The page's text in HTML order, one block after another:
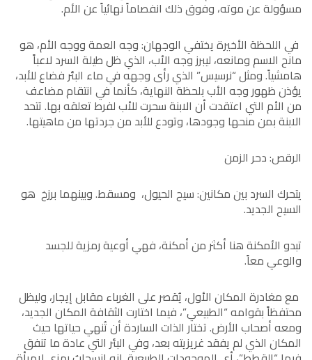
مسؤولة عن موته، وفوق ذلك انفصاماً نهائياً عن الأم.
في اللحظة الأخيرة يختفي الوجهان: وجه العمة ووجه الأم، هو
مانح الاسم ومانعه، ليبرز وجه الأب، الذي ظل طيلة السرد لاعباً
هامشياً. ومثل “نرسيس” الذي رأى وجهه في ماء البئر فضاع للأبد،
يؤذن ظهور وجه الأب بلحظة النهاية، كأنما في انتقام مضاعف
من الأم التي اعتقدت أن الابنة سحرت للأب لفرط تعلقه بها. تتحد
الابنة بمن منحها وجودها، وتودع للأبد من جردتها من ماهيتها.
الرقص: دحر الزمن
يتحرك السرد بين مكانين: سيح الحيول، ومسقط. وبينهما برزخ هو
السيح الجديد.
تبدو الأمكنة هنا أكثر من أمكنة، فهي أوعية رمزية للجسد
والوعي معاً.
مع مغادرة المكان الأول، يُقصر على الغرباء مقابل إيجار، وليظل
محتفظاً بقوامه “الطبيعي”، فيما اختارت الثقافة المكان الجديد،
ومعه أصحاب الأرض. تختار الذات الساردة أن تُنهي حياتها حيث
المكان الذي لم يفقد غريزيته بعد، وفي البئر التي عادة ما تنفق